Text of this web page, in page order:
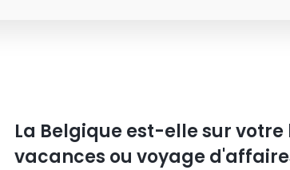
La Belgique est-elle sur
vacances ou voyage